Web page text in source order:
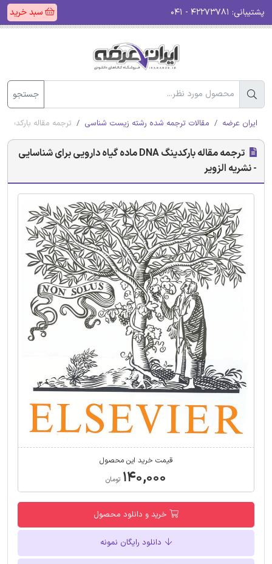
پشتیبانی: سبد خرید
جستجو
ایران عرضه مقالات ترجمه شده رشته زیست شناسی ترجمه مقاله بارکدینگ DNA ماده گیاه دارویی برای شناسایی - نشریه الزویر
ترجمه مقاله بارکدینگ DNA ماده گیاه دارویی برای شناسایی
- نشریه الزویر
قیمت خرید این محصول
۱۴۰,۰۰۰ تومان
خرید و دانلود محصول
دانلود رایگان نمونه